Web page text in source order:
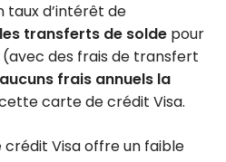
taux d’intérêt de
transferts de solde pour
des frais de transfert
aucuns frais annuels la
carte de crédit Visa.
Visa offre un faible